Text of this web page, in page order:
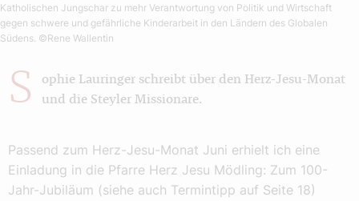
Katholischen Jungschar zu mehr Verantwortung von Politik und Wirtschaft
gegen schwere und gefährliche Kinderarbeit in den Ländern des Globalen
Südens. ©Rene Wallentin
S
ophie Lauringer schreibt über den Herz-Jesu-Monat
und die Steyler Missionare.
Passend zum Herz-Jesu-Monat Juni erhielt ich eine
Einladung in die Pfarre Herz Jesu Mödling: Zum 100-
Jahr-Jubiläum (siehe auch Termintipp auf Seite 18)